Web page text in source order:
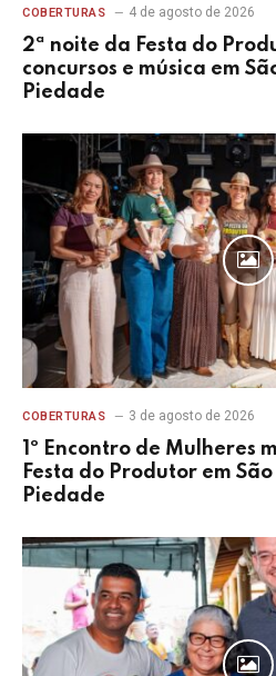
COBERTURAS 4 de agosto de 2026
2ª noite da Festa do
concursos e música em
Piedade
COBERTURAS 3 de agosto de 2026
1º Encontro de Mulheres
Festa do Produtor em
Piedade